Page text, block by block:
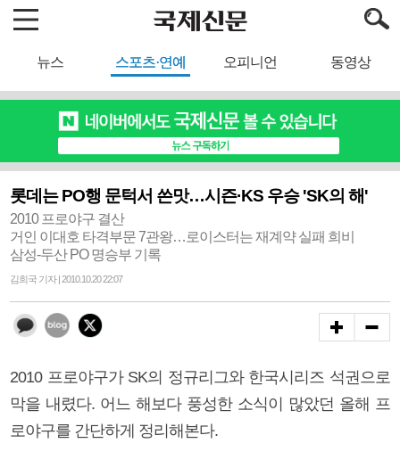
뉴스 스포츠·연예 오피니언 동영상
롯데는 PO행 문턱서 쓴맛…시즌·KS 우승 'SK의 해'
2010 프로야구 결산
거인 이대호 타격부문 7관왕…로이스터는 재계약 실패 희비
삼성-두산 PO 명승부 기록
김희국 기자 | 2010.10.20 22:07
2010 프로야구가 SK의 정규리그와 한국시리즈 석권으로
막을 내렸다. 어느 해보다 풍성한 소식이 많았던 올해 프
로야구를 간단하게 정리해본다.